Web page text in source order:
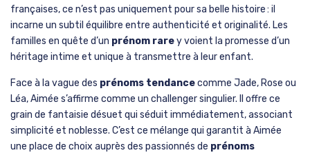
françaises, ce n’est pas uniquement pour sa belle histoire : il
incarne un subtil équilibre entre authenticité et originalité. Les
familles en quête d’un prénom rarey voient la promesse d’un
héritage intime et unique à transmettre à leur enfant.
Face à la vague des prénoms tendancecomme Jade, Rose ou
Léa, Aimée s’affirme comme un challenger singulier. Il offre ce
grain de fantaisie désuet qui séduit immédiatement, associant
simplicité et noblesse. C’est ce mélange qui garantit à Aimée
une place de choix auprès des passionnés de prénoms